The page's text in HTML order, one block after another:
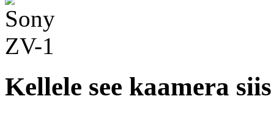
Kellele see kaamera